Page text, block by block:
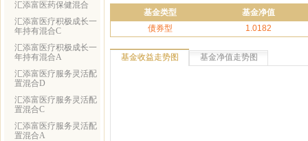
汇添富医药保健混合
汇添富医疗积极成长一
年持有混合C
汇添富医疗积极成长一
年持有混合A
汇添富医疗服务灵活配
置混合D
汇添富医疗服务灵活配
置混合C
汇添富医疗服务灵活配
置混合A
基金类型
基金净值
债券型
1.0182
基金收益走势图 基金净值走势图